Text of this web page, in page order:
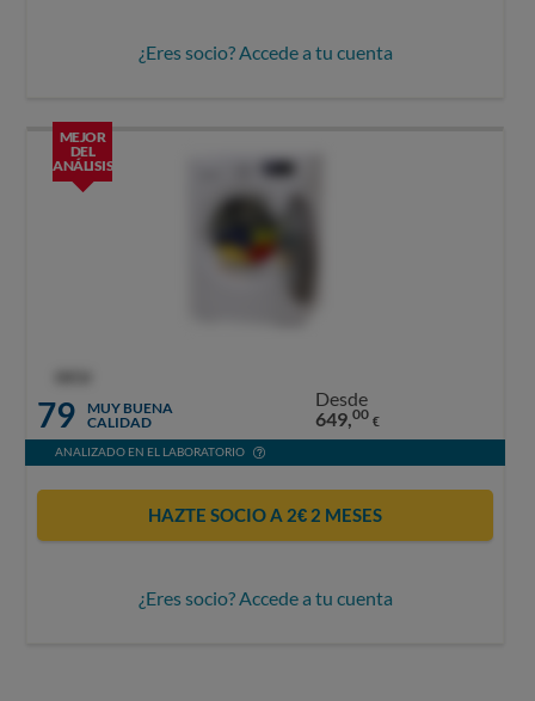
¿Eres socio? Accede a tu cuenta
MEJOR
DEL
ANÁLISIS
79
MUY BUENA
CALIDAD
Desde
649,00 €
ANALIZADO EN EL LABORATORIO
HAZTE SOCIO A 2€ 2 MESES
¿Eres socio? Accede a tu cuenta